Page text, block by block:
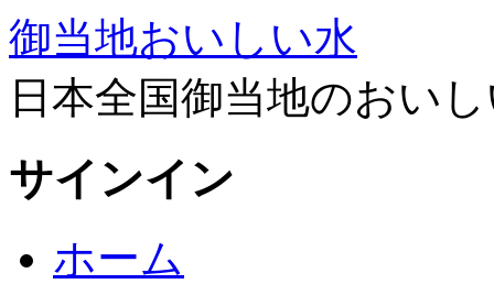
御当地おいしい水
日本全国御当地のおい
サインイン
ホーム